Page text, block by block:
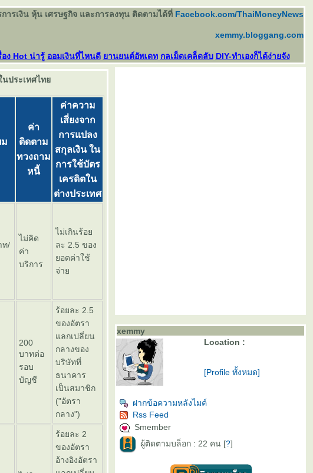
ารเงิน หุ้น เศรษฐกิจ และการลงทุน ติดตามได้ที่ Facebook.com/ThaiMoneyNews
xemmy.bloggang.com
อง Hot น่ารู้ ออมเงินที่ไหนดี านยนต์อัพเดท กลเม็ดเคล็ดลับ DIY-ทำเองก็ได้ง่ายจัง
นประเทศไท
ม
ค่า
ติดตาม
ทวงถาม
หนี้
ค่าความ
เสี่ยงจาก
การแปลง
สกุลเงิน ใน
การใช้บัตร
เครดิตใน
ต่างประเทศ
ท/
ไม่คิด
ค่า
บริการ
ไม่เกินร้อ
ละ 2.5 ของ
อดค่าใช้
จ่า
200
บาทต่อ
รอบ
บัญชี
ร้อยละ 2.5
ของอัตรา
ลกเปลี่ยน
กลางของ
บริษัทที่
ธนาคาร
เป็นสมาชิก
("อัตรา
กลาง")
ร้อยละ 2
ของอัตรา
อ้างอิงอัตรา
xemmy
Location :
[Profile ทั้งหมด]
ฝากข้อความหลังไมค์
Rss Feed
Smember
ผู้ติดตามบล็อก : 22 คน [?]